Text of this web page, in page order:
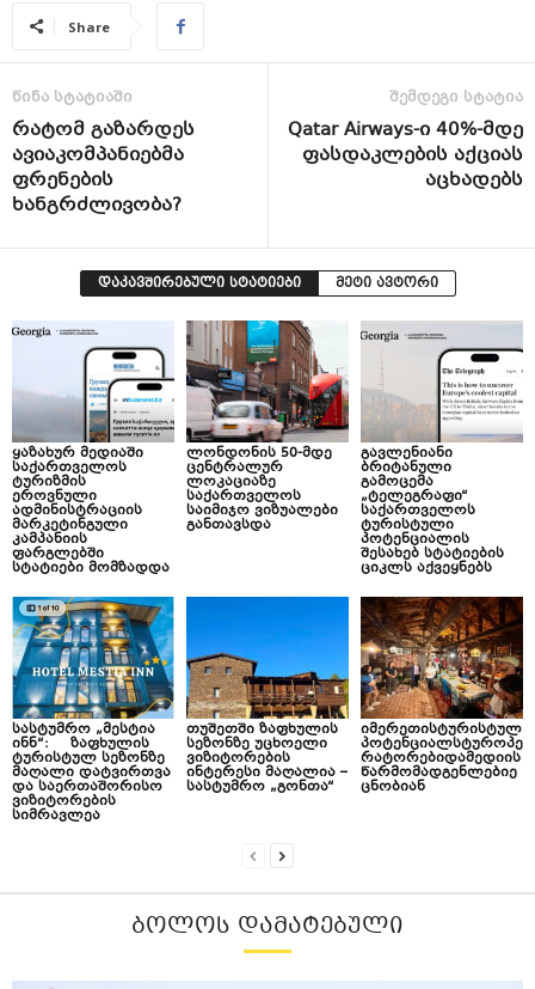
Share
წინა სტატიაში
რატომ გაზარდეს
ავიაკომპანიებმა
ფრენების
ხანგრძლივობა?
შემდეგი სტატია
Qatar Airways-ი 40%-მდე
ფასდაკლების აქციას
აცხადებს
დაკავშირებული სტატიები მეტი ავტორი
ყაზახურ მედიაში
საქართველოს
ტურიზმის
ეროვნული
ადმინისტრაციის
მარკეტინგული
კამპანიის
ფარგლებში
სტატიები მომზადდა
ლონდონის 50-მდე
ცენტრალურ
ლოკაციაზე
საქართველოს
საიმიჯო ვიზუალები
განთავსდა
გავლენიანი
ბრიტანული
გამოცემა
„ტელეგრაფი“
საქართველოს
ტურისტული
პოტენციალის
შესახებ სტატიების
ციკლს აქვეყნებს
სასტუმრო „მესტია
ინნ“: ზაფხულის
ტურისტულ სეზონზე
მაღალი დატვირთვა
და საერთაშორისო
ვიზიტორების
სიმრავლეა
თუშეთში ზაფხულის
სეზონზე უცხოელი
ვიზიტორების
ინტერესი მაღალია –
სასტუმრო „გონთა“
იმერეთისტურისტულ
პოტენციალსტუროპე
რატორებიდამედიის
წარმომადგენლებიე
ცნობიან
ᲑᲝᲚᲝᲡ ᲓᲐᲛᲐᲢᲔᲑᲣᲚᲘ